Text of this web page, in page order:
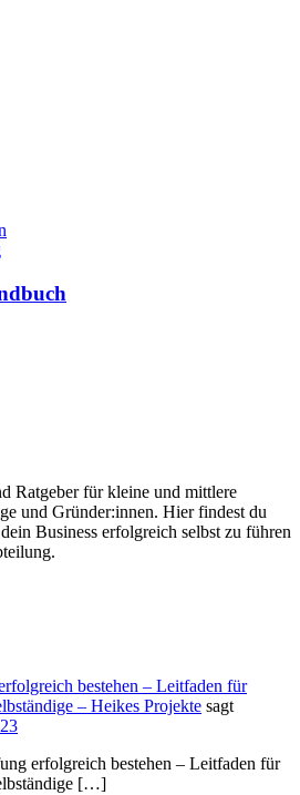
Ratgeber für kleine und mittlere
und Gründer:innen. Hier findest du
Business erfolgreich selbst zu führen
bestehen – Leitfaden für
– Heikes Projekte sagt
erfolgreich bestehen – Leitfaden für
[…]